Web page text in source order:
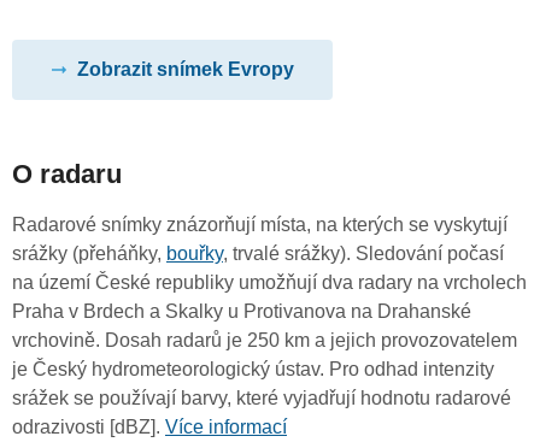
Zobrazit snímek Evropy
O radaru
Radarové snímky znázorňují místa, na kterých se vyskytují
srážky (přeháňky, bouřky, trvalé srážky). Sledování počasí
na území České republiky umožňují dva radary na vrcholech
Praha v Brdech a Skalky u Protivanova na Drahanské
vrchovině. Dosah radarů je 250 km a jejich provozovatelem
je Český hydrometeorologický ústav. Pro odhad intenzity
srážek se používají barvy, které vyjadřují hodnotu radarové
odrazivosti [dBZ]. Více informací